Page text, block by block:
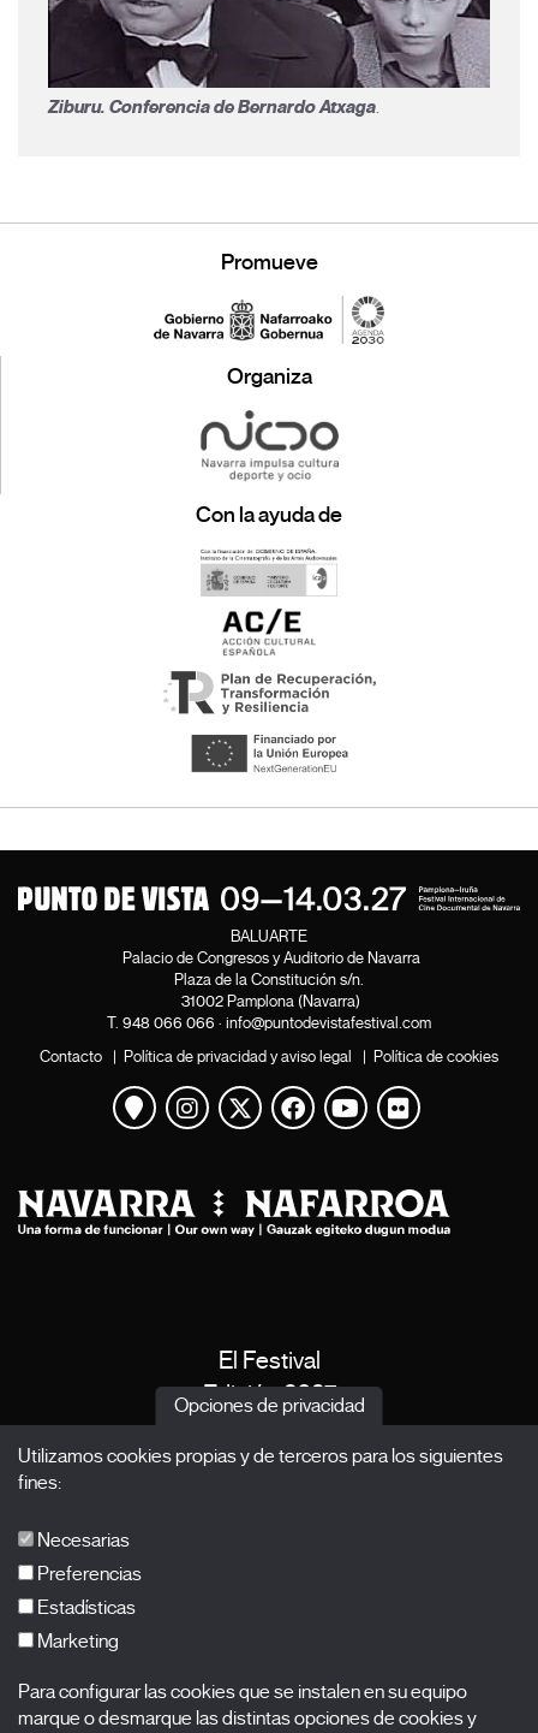
Ziburu. Conferencia de Bernardo Atxaga.
Promueve
Organiza
Con la ayuda de
BALUARTE
Palacio de Congresos y Auditorio de Navarra
Plaza de la Constitución s/n.
31002 Pamplona (Navarra)
T. 948 066 066 · info@puntodevistafestival.com
Contacto | Política de privacidad y aviso legal | Política de cookies
Ver mapa
Instagram
Twitter
Facebook
Youtube
Flickr
El Festival
Edición 2027
Acreditaciones
Nombre
Opciones de privacidad
Utilizamos cookies propias y de terceros para los siguientes
fines:
Necesarias
Preferencias
Estadísticas
Marketing
Para configurar las cookies que se instalen en su equipo
marque o desmarque las distintas opciones de cookies y